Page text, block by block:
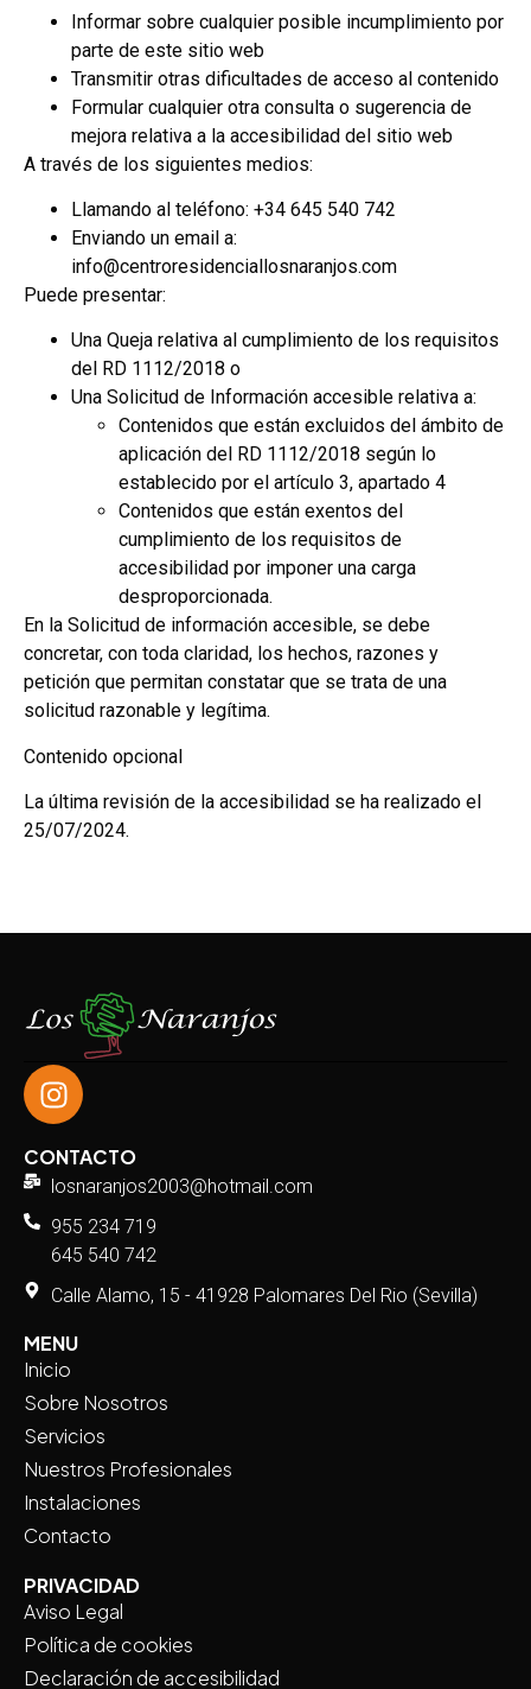
Informar sobre cualquier posible incumplimiento por
parte de este sitio web
Transmitir otras dificultades de acceso al contenido
Formular cualquier otra consulta o sugerencia de
mejora relativa a la accesibilidad del sitio web
A través de los siguientes medios:
Llamando al teléfono: +34 645 540 742
Enviando un email a:
info@centroresidenciallosnaranjos.com
Puede presentar:
Una Queja relativa al cumplimiento de los requisitos
del RD 1112/2018 o
Una Solicitud de Información accesible relativa a:
Contenidos que están excluidos del ámbito de
aplicación del RD 1112/2018 según lo
establecido por el artículo 3, apartado 4
Contenidos que están exentos del
cumplimiento de los requisitos de
accesibilidad por imponer una carga
desproporcionada.
En la Solicitud de información accesible, se debe
concretar, con toda claridad, los hechos, razones y
petición que permitan constatar que se trata de una
solicitud razonable y legítima.
Contenido opcional
La última revisión de la accesibilidad se ha realizado el
25/07/2024.
CONTACTO
losnaranjos2003@hotmail.com
955 234 719
645 540 742
Calle Alamo, 15 - 41928 Palomares Del Rio (Sevilla)
MENU
Inicio
Sobre Nosotros
Servicios
Nuestros Profesionales
Instalaciones
Contacto
PRIVACIDAD
Aviso Legal
Política de cookies
Declaración de accesibilidad